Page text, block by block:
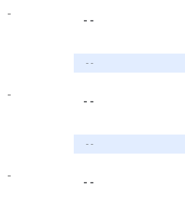
Liste der Ämter
-
- -
- -
-
- -
- -
-
- -